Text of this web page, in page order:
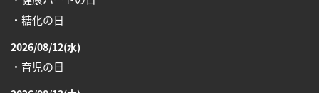
・糖化の日
2026/08/12(水)
・育児の日